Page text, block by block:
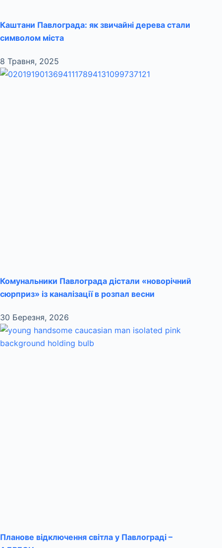
Каштани Павлограда: як звичайні дерева стали
символом міста
8 Травня, 2025
Комунальники Павлограда дістали «новорічний
сюрприз» із каналізації в розпал весни
30 Березня, 2026
Планове відключення світла у Павлограді –